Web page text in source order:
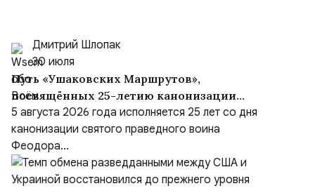
Дмитрий Шлопак
30 июля
Путь «Ушаковских Маршрутов»,
посвящённых 25-летию канонизации
адмирала
5 августа 2026 года исполняется 25 лет со дня
канонизации святого праведного воина
Феодора...